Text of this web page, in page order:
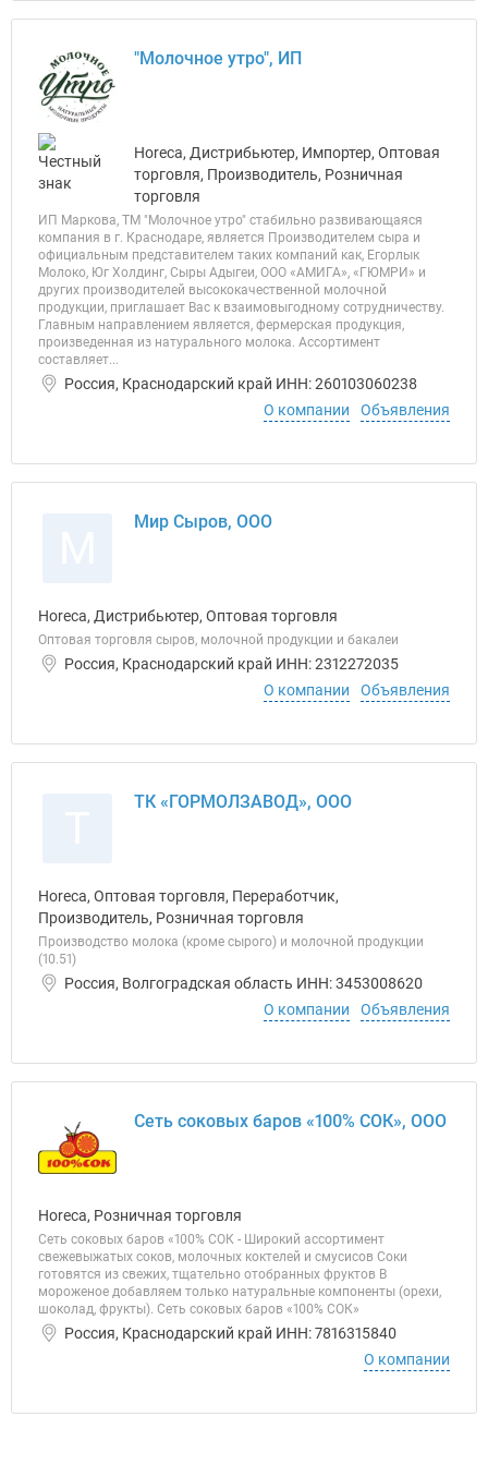
"Молочное утро", ИП
Horeca, Дистрибьютер, Импортер, Оптовая
торговля, Производитель, Розничная
торговля
ИП Маркова, ТМ "Молочное утро" стабильно развивающаяся
компания в г. Краснодаре, является Производителем сыра и
официальным представителем таких компаний как, Егорлык
Молоко, Юг Холдинг, Сыры Адыгеи, ООО «АМИГА», «ГЮМРИ» и
других производителей высококачественной молочной
продукции, приглашает Вас к взаимовыгодному сотрудничеству.
Главным направлением являетcя, фермерская продукция,
произведенная из натурального молока. Ассортимент
составляет...
Россия, Краснодарский край ИНН: 260103060238
О компании
Объявления
Мир Сыров, ООО
Horeca, Дистрибьютер, Оптовая торговля
Оптовая торговля сыров, молочной продукции и бакалеи
Россия, Краснодарский край ИНН: 2312272035
О компании
Объявления
ТК «ГОРМОЛЗАВОД», ООО
Horeca, Оптовая торговля, Переработчик,
Производитель, Розничная торговля
Производство молока (кроме сырого) и молочной продукции
(10.51)
Россия, Волгоградская область ИНН: 3453008620
О компании
Объявления
Сеть соковых баров «100% СОК», ООО
Horeca, Розничная торговля
Сеть соковых баров «100% СОК - Широкий ассортимент
свежевыжатых соков, молочных коктелей и смусисов Соки
готовятся из свежих, тщательно отобранных фруктов В
мороженое добавляем только натуральные компоненты (орехи,
шоколад, фрукты). Сеть соковых баров «100% СОК»
Россия, Краснодарский край ИНН: 7816315840
О компании